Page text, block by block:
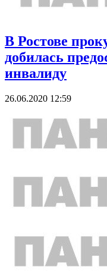
В Ростове
добилась
инвалиду
26.06.2020 12:59